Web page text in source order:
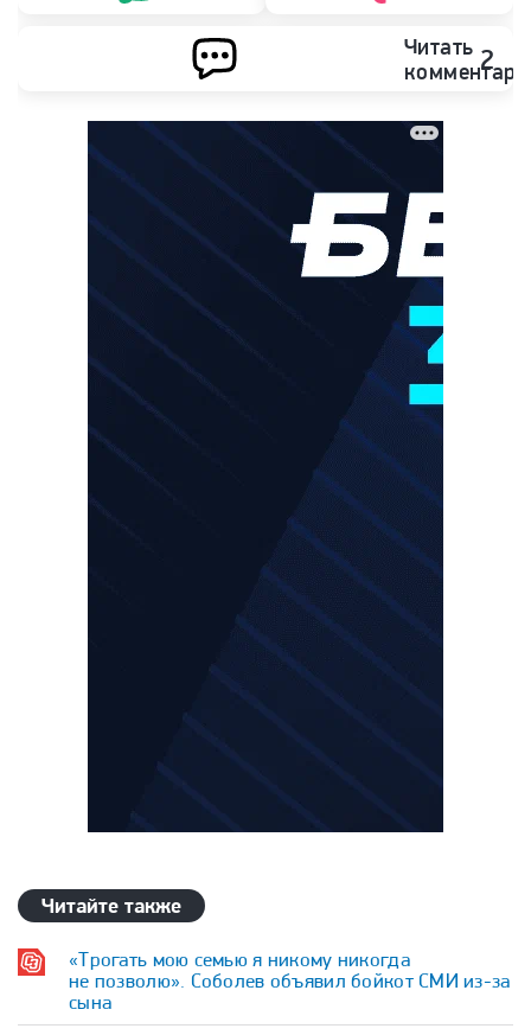
Читать 2
Читайте также
«Трогать мою семью я никому никогда
не позволю». Соболев объявил бойкот СМИ из-за
сына